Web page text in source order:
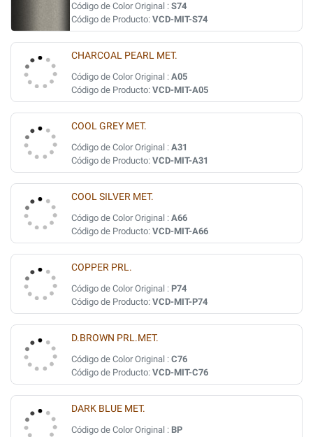
Código de Color Original : S74
Código de Producto: VCD-MIT-S74
CHARCOAL PEARL MET.
Código de Color Original : A05
Código de Producto: VCD-MIT-A05
COOL GREY MET.
Código de Color Original : A31
Código de Producto: VCD-MIT-A31
COOL SILVER MET.
Código de Color Original : A66
Código de Producto: VCD-MIT-A66
COPPER PRL.
Código de Color Original : P74
Código de Producto: VCD-MIT-P74
D.BROWN PRL.MET.
Código de Color Original : C76
Código de Producto: VCD-MIT-C76
DARK BLUE MET.
Código de Color Original : BP